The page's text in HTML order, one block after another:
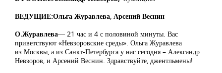
ВЕДУЩИЕ:Ольга Журавлева, Арсений Веснин
О.Журавлева― 21 час и 4 с половиной минуты. Вас
приветствуют «Невзоровские среды». Ольга Журавлева
из Москвы, а из Санкт-Петербурга у нас сегодня – Александр
Невзоров, и Арсений Веснин. Здравствуйте, джентльмены!